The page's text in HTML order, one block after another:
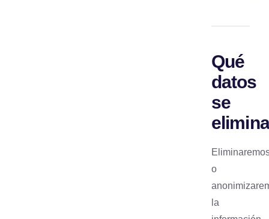
Qué
datos
se
o
la